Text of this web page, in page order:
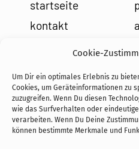
Cookie-
Um Dir ein optimales Erlebnis zu
Cookies, um Geräteinformationen zu
zuzugreifen. Wenn Du diesen
wie das Surfverhalten oder
verarbeiten. Wenn Du Deine
können bestimmte Merkmale und
startseite
kontakt
cookies
news